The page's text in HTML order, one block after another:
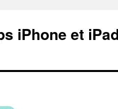
iPhone et